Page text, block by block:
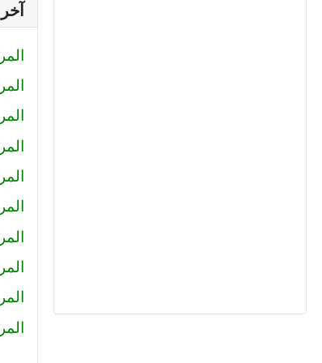
المراسم
المراسم
المراسم
المراسم
المراسم
المراسم
المراسم
المراسم